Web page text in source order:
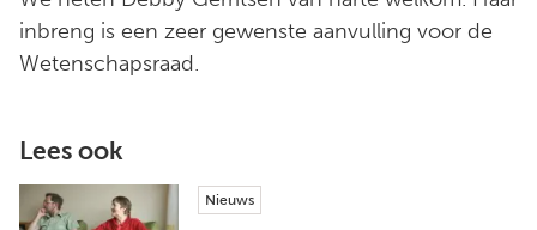
inbreng is een zeer gewenste aanvulling voor de
Wetenschapsraad.
Lees ook
Nieuws